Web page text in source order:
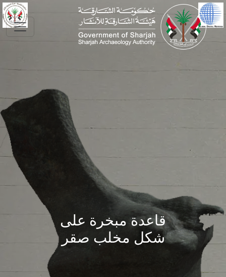
Skip to main
قاعدة مبخرة على
شكل مخلب صقر